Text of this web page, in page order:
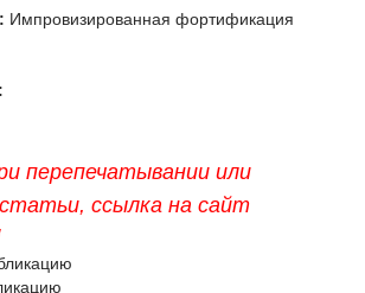
Импровизированная фортификация
перепечатывании или
ссылка на сайт